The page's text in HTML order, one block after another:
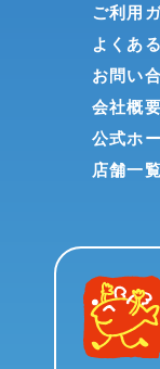
ご利用
よくあ
お問い
会社概要
公式ホ
店舗一覧